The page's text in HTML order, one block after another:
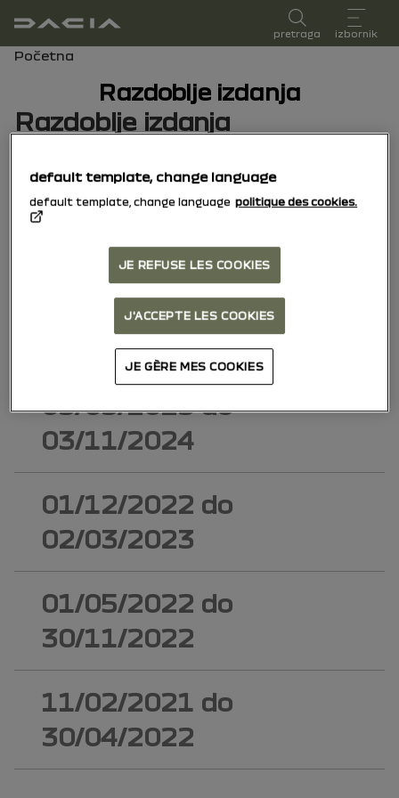
korisnički priručnik
pretraga izbornik
mrvice
Početna
Razdoblje izdanja
Razdoblje izdanja
datumu prvog registriranja vašeg vozila.
15/10/2025do danas
04/11/2024do
14/10/2025
03/03/2023do
03/11/2024
01/12/2022 do
02/03/2023
01/05/2022 do
30/11/2022
11/02/2021 do
30/04/2022
default template, change language
default template, change language politique des cookies.
JE REFUSE LES COOKIES
J'ACCEPTE LES COOKIES
JE GÈRE MES COOKIES